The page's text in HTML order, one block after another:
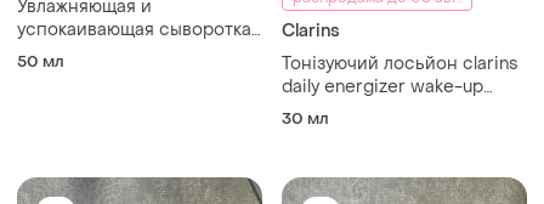
Увлажняющая и
успокаивающая сыворотка
для лица beta glucan power
50 мл
Clarins
Тонізуючий лосьйон clarins
daily energizer wake-up
booster 30 мл
30 мл